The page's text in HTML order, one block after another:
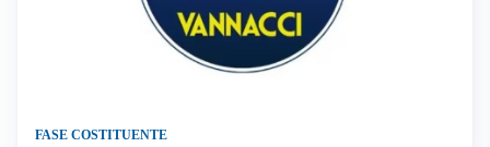
FASE COSTITUENTE